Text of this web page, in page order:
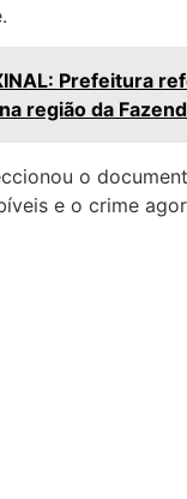
Prefeitura
região da
o
e o crime